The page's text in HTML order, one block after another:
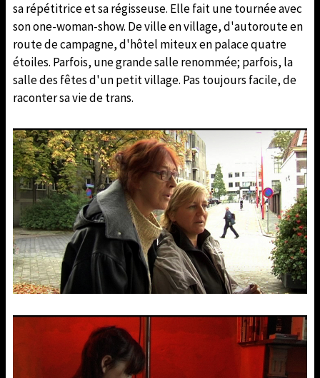
sa répétitrice et sa régisseuse. Elle fait une tournée avec
son one-woman-show. De ville en village, d'autoroute en
route de campagne, d'hôtel miteux en palace quatre
étoiles. Parfois, une grande salle renommée; parfois, la
salle des fêtes d'un petit village. Pas toujours facile, de
raconter sa vie de trans.